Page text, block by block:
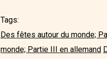
Tags:
Des fêtes autour du monde;
monde; Partie III en allemand